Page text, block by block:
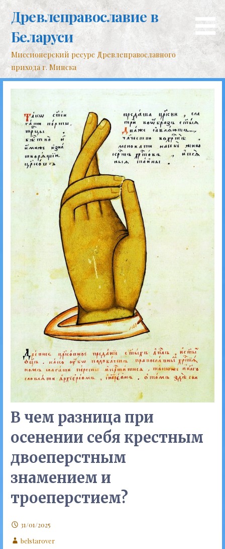
контенту
Древлеправославие в
Беларуси
Миссионерский ресурс Древлеправославного
прихода г. Минска
В чем разница при
осенении себя крестным
двоеперстным
знамением и
троеперстием?
31/01/2025
belstarover